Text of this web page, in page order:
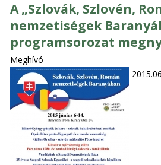
A „Szlovák, Szlovén,
nemzetiségek
programsorozat
Meghívó